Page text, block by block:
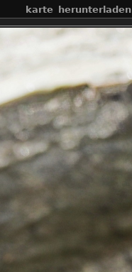
herunterladen
karte